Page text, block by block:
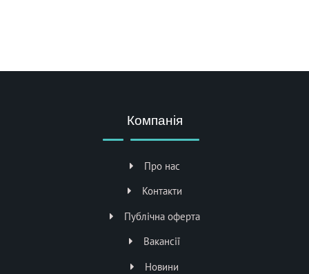
Компанія
Про нас
Контакти
Публічна оферта
Вакансії
Новини